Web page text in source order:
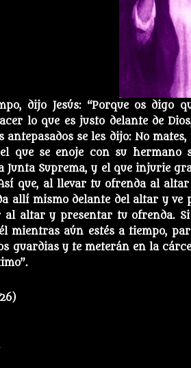
dijo Jesús: “Porque os
lo que es justo delante de
antepasados se les dijo: No
que se enoje con su hermano
Junta Suprema, y el que injurie
que, al llevar tu ofrenda al
allí mismo delante del altar y
al altar y presentar tu ofrenda.
mientras aún estés a tiempo,
guardias y te meterán en la